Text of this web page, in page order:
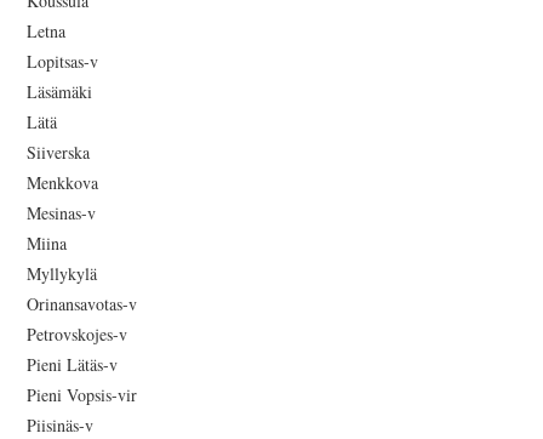
Letna
Lopitsas-v
Läsämäki
Lätä
Siiverska
Menkkova
Mesinas-v
Miina
Myllykylä
Orinansavotas-v
Petrovskojes-v
Pieni Lätäs-v
Pieni Vopsis-vir
Piisinäs-v